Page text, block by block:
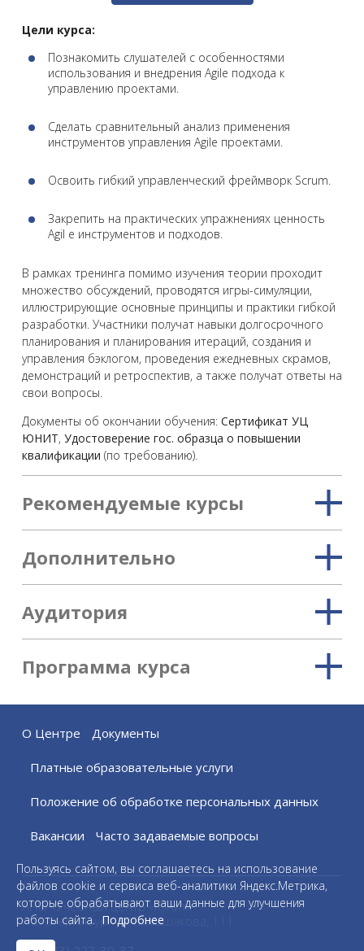
Цели курса:
Познакомить слушателей с особенностями
использования и внедрения Agile подхода к
управлению проектами.
Сделать сравнительный анализ применения
инструментов управления Agile проектами.
Освоить гибкий управленческий фреймворк Scrum.
Закрепить на практических упражнениях ценность
Agil e инструментов и подходов.
В рамках тренинга помимо изучения теории проходит
множество обсуждений, проводятся игры-симуляции,
иллюстрирующие основные принципы и практики гибкой
разработки. Участники получат навыки долгосрочного
планирования и планирования итераций, создания и
управления бэклогом, проведения ежедневных скрамов,
демонстраций и ретроспектив, а также получат ответы на
свои вопросы.
Документы об окончании обучения: Сертификат УЦ
ЮНИТ, Удостоверение гос. образца о повышении
квалификации (по требованию).
Рекомендуемые курсы
Дополнительно
Аудитория
Программа курса
О Центре Документы
Платные образовательные услуги
Положение об обработке персональных данных
Вакансии Часто задаваемые вопросы
АНО «Учебный центр «Юнит»
г. Екатеринбург ул. Большакова, 111
Пользуясь сайтом, вы соглашаетесь на использование
файлов cookie и сервиса веб-аналитики Яндекс.Метрика,
которые обрабатывают ваши данные для улучшения
работы сайта. Подробнее